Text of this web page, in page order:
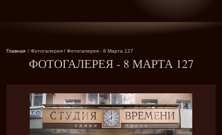
Главная / Фотогалерея / Фотогалерея - 8 Марта 127
ФОТОГАЛЕРЕЯ - 8 МАРТА 127